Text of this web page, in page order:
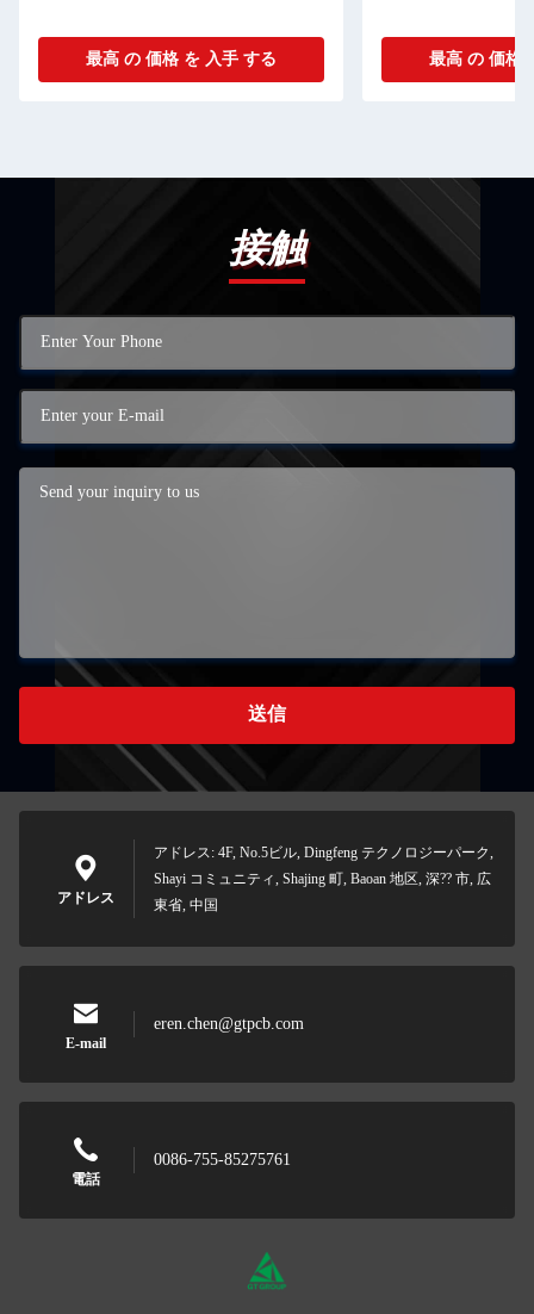
最高 の 価格 を 入手 する 最高 の 価格
接触
送信
アドレス
アドレス: 4F, No.5ビル, Dingfeng テクノロジーパーク,
Shayi コミュニティ, Shajing 町, Baoan 地区, 深?? 市, 広
東省, 中国
E-mail
eren.chen@gtpcb.com
電話
0086-755-85275761